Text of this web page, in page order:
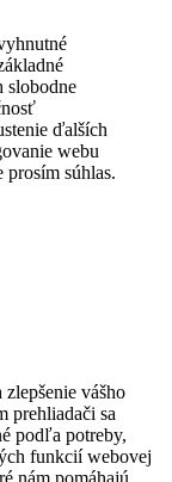
slobodne
ďalších
webu
súhlas.
vášho
prehliadači sa
podľa potreby,
funkcií webovej
nám pomáhajú